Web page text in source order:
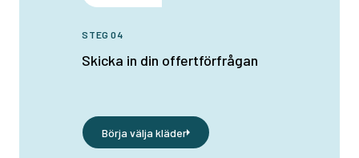
STEG 04
Skicka in din offertförfrågan
Börja välja kläder